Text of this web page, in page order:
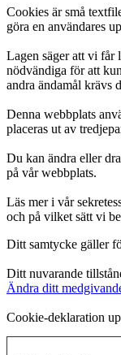
Cookies är små
göra en användares
Lagen säger att vi får
nödvändiga för att
andra ändamål krävs
Denna webbplats
placeras ut av
Du kan ändra eller
på vår webbplats.
Läs mer i vår
och på vilket sätt vi
Ditt samtycke gäller
Ditt nuvarande
Ändra ditt
Cookie-deklaration